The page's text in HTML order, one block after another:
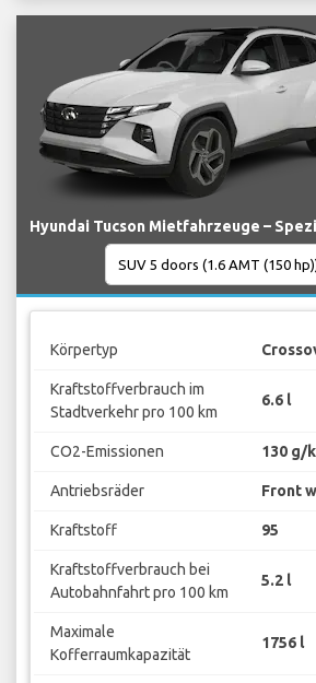
Hyundai Tucson Mietfahrzeuge –
Körpertyp
Kraftstoffverbrauch im
Stadtverkehr pro 100 km
6.6 l
CO2-Emissionen 130 g/
Antriebsräder Front
Kraftstoff 95
Kraftstoffverbrauch bei
Autobahnfahrt pro 100 km
5.2 l
Maximale
Kofferraumkapazität
1756 l